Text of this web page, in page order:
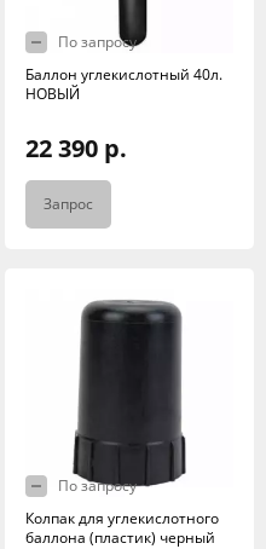
По запросу
Баллон углекислотный 40л.
НОВЫЙ
22 390 р.
Запрос
По запросу
Колпак для углекислотного
баллона (пластик) черный